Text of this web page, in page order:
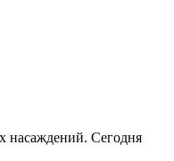
насаждений. Сегодня